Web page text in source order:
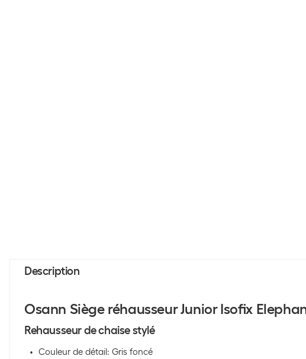
Description
Osann Siège réhausseur Junior Isofix
Rehausseur de chaise stylé
Couleur de détail: Gris foncé